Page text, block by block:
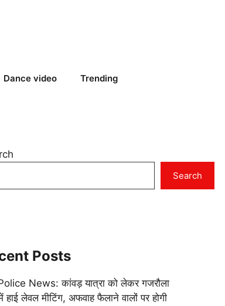
Dance video Trending
Search
Posts
News: कांवड़ यात्रा को लेकर गजरौला
हाई लेवल मीटिंग, अफवाह फैलाने वालों पर होगी